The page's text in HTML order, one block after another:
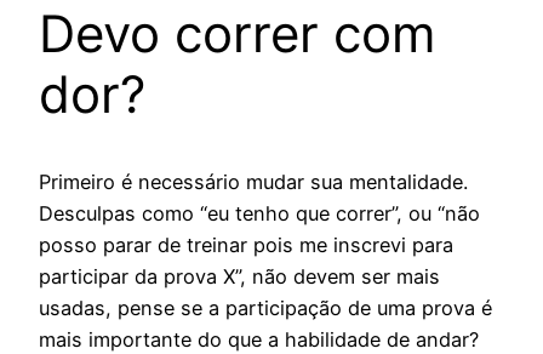
Devo correr com
dor?
Primeiro é necessário mudar sua mentalidade.
Desculpas como “eu tenho que correr”, ou “não
posso parar de treinar pois me inscrevi para
participar da prova X”, não devem ser mais
usadas, pense se a participação de uma prova é
mais importante do que a habilidade de andar?